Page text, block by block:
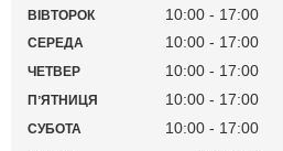
ВІВТОРОК 10:00 17:00
СЕРЕДА 10:00 17:00
ЧЕТВЕР 10:00 17:00
ПʼЯТНИЦЯ 10:00 17:00
СУБОТА 10:00 17:00